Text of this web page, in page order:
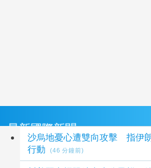
最新國際新聞
沙烏地憂心遭雙向攻擊 指伊
行動
(46 分鐘前)